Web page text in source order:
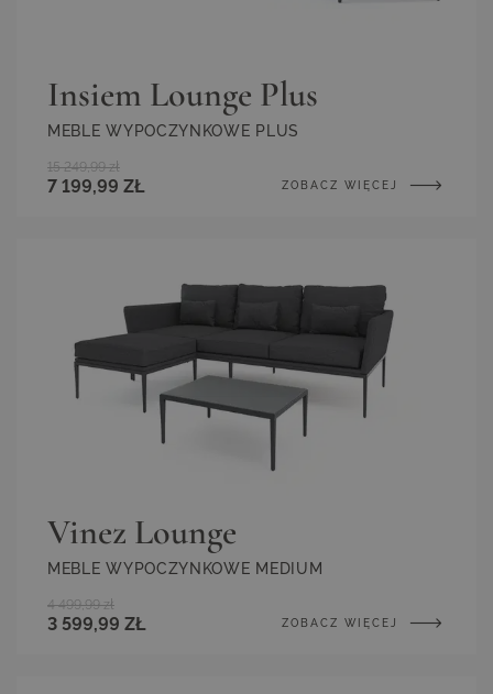
Insiem Lounge Plus
MEBLE WYPOCZYNKOWE PLUS
7 199,99 ZŁ
15 249,99 zł
ZOBACZ WIĘCEJ
Vinez Lounge
MEBLE WYPOCZYNKOWE MEDIUM
3 599,99 ZŁ
4 499,99 zł
ZOBACZ WIĘCEJ